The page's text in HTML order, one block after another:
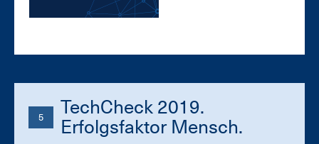
5
TechCheck 2019.
Erfolgsfaktor Mensch.